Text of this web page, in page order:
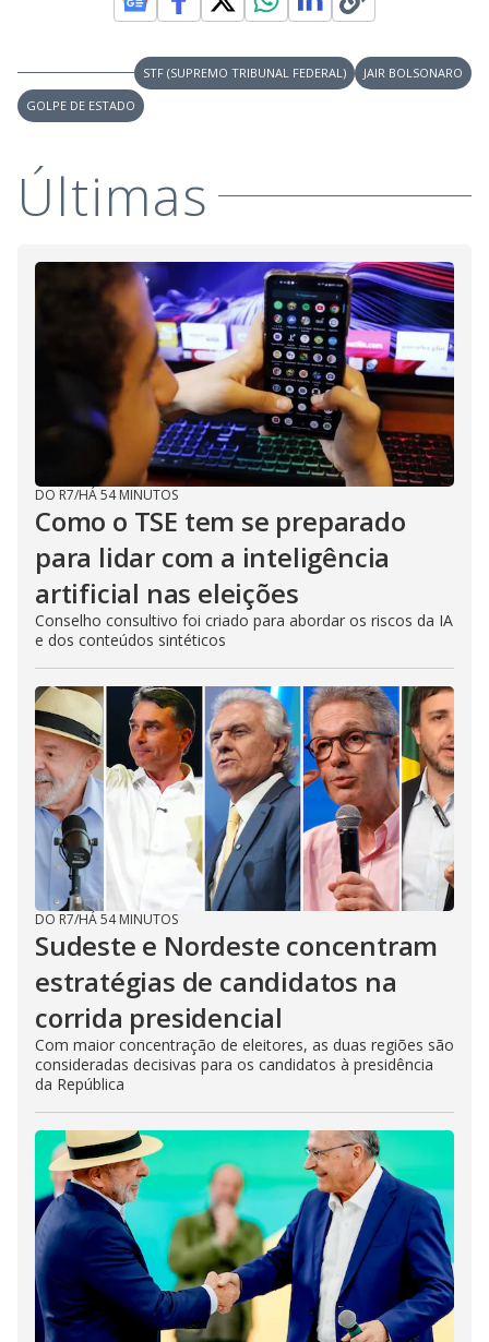
STF (SUPREMO TRIBUNAL FEDERAL)
JAIR BOLSONARO
GOLPE DE ESTADO
Últimas
DO R7/HÁ 54 MINUTOS
Como o TSE tem se preparado
para lidar com a inteligência
artificial nas eleições
Conselho consultivo foi criado para abordar os riscos da IA
e dos conteúdos sintéticos
DO R7/HÁ 54 MINUTOS
Sudeste e Nordeste concentram
estratégias de candidatos na
corrida presidencial
Com maior concentração de eleitores, as duas regiões são
consideradas decisivas para os candidatos à presidência
da República